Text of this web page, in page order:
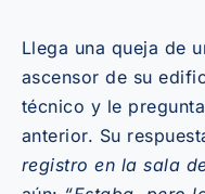
Llega una queja de
ascensor de su
técnico y le
anterior. Su
registro en la sala